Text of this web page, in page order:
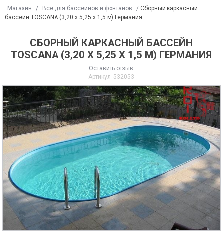
Магазин / Все для бассейнов и фонтанов / Сборный каркасный
бассейн TOSCANA (3,20 х 5,25 х 1,5 м) Германия
СБОРНЫЙ КАРКАСНЫЙ БАССЕЙН
TOSCANA (3,20 Х 5,25 Х 1,5 М) ГЕРМАНИЯ
Оставить отзыв
Артикул: 532053